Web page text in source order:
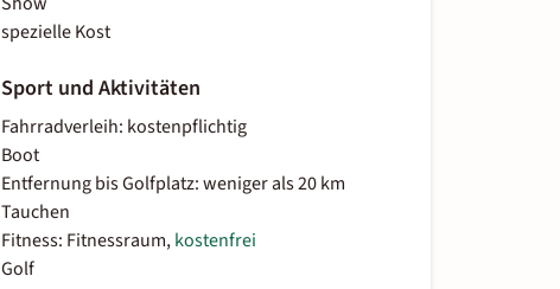
spezielle Kost
Sport und Aktivitäten
Fahrradverleih: kostenpflichtig
Boot
Entfernung bis Golfplatz: weniger als 20 km
Tauchen
Fitness: Fitnessraum,kostenfrei
Golf